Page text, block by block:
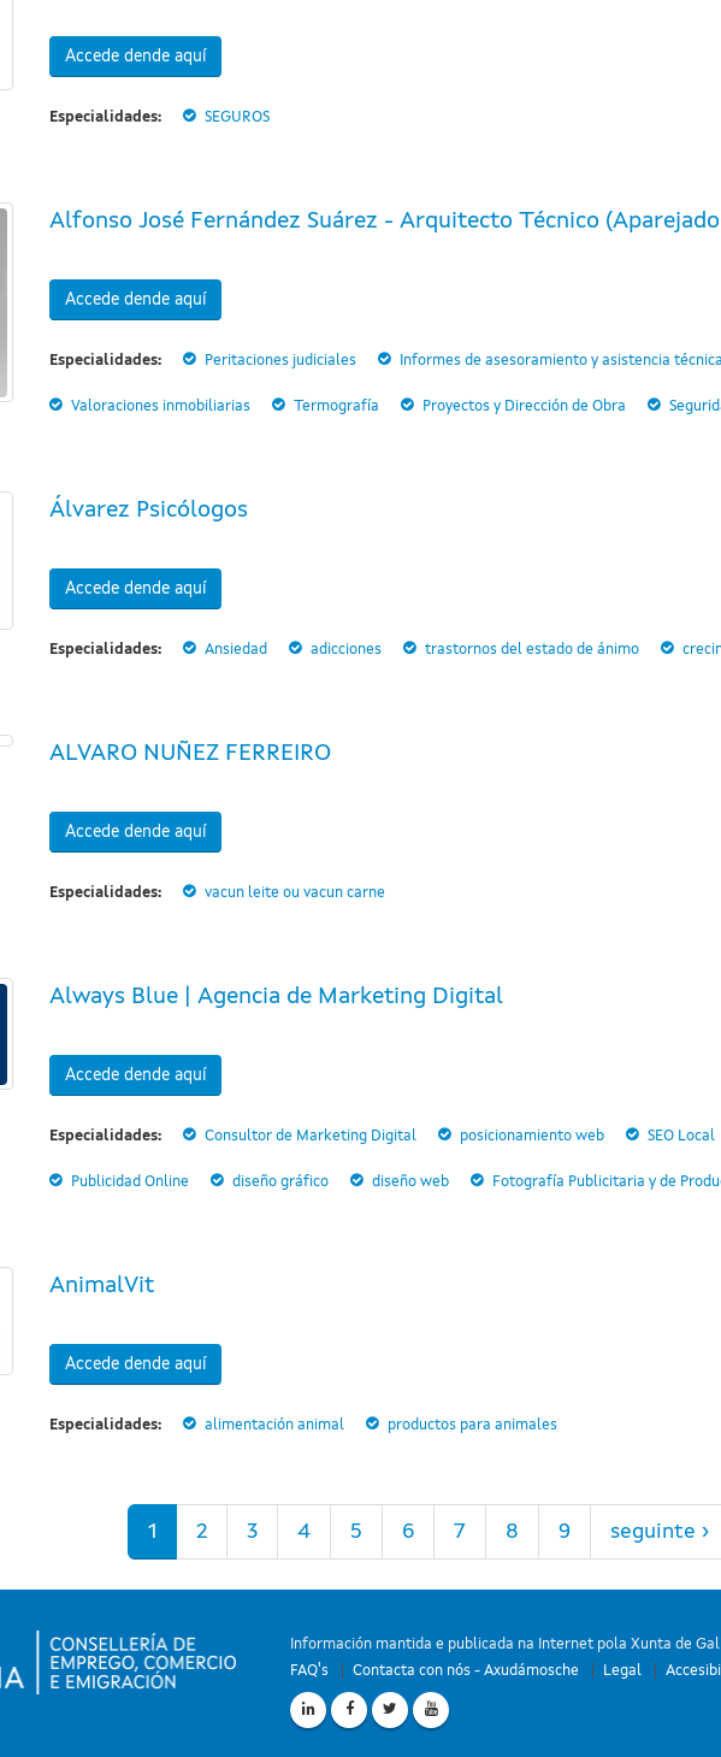
Accede dende aquí
Especialidades: SEGUROS
Alfonso José Fernández Suárez - Arquitecto Técnico
Accede dende aquí
Especialidades: Peritaciones judiciales Informes de asesoramiento y asistencia técnica
Valoraciones inmobiliarias Termografía Proyectos y Dirección de Obra
Álvarez Psicólogos
Accede dende aquí
Especialidades: Ansiedad adicciones trastornos del estado de ánimo
ALVARO NUÑEZ FERREIRO
Accede dende aquí
Especialidades: vacun leite ou vacun carne
Always Blue | Agencia de Marketing Digital
Accede dende aquí
Especialidades: Consultor de Marketing Digital posicionamiento web SEO Local
Publicidad Online diseño gráfico diseño web Fotografía Publicitaria y de
AnimalVit
Accede dende aquí
Especialidades: alimentación animal productos para animales
1 2 3 4 5 6 7 8 9 seguinte ›
Información mantida e publicada na Internet pola Xunta de
FAQ's
Contacta con nós - Axudámosche Legal